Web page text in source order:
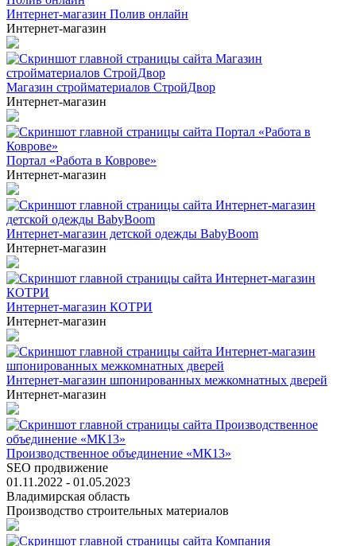
Интернет-магазин Полив онлайн
Интернет-магазин
Магазин стройматериалов СтройДвор
Интернет-магазин
Портал «Работа в Коврове»
Интернет-магазин
Интернет-магазин детской одежды BabyBoom
Интернет-магазин
Интернет-магазин КОТРИ
Интернет-магазин
Интернет-магазин шпонированных межкомнатных дверей
Интернет-магазин
Производственное объединение «МК13»
SEO продвижение
01.11.2022 - 01.05.2023
Владимирская область
Производство строительных материалов